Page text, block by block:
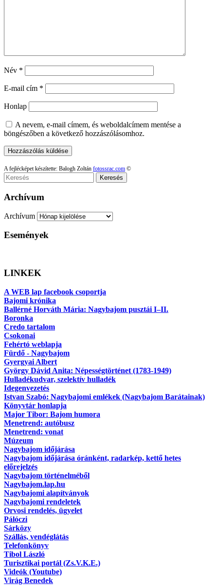
Név *
E-mail cím *
Honlap
A nevem, e-mail címem, és weboldalcímem mentése a
böngészőben a következő hozzászólásomhoz.
A fejlécképet készítette: Balogh Zoltán fotossrac.com ©
Keresés
Archívum
Archívum
Események
LINKEK
A WEB lap facebook csoportja
Bajomi krónika
Ballérné Horváth Mária: Nagybajom pusztái I–II.
Boronka
Credo tartalom
Csokonai
Fehértó weblapja
Fürdő - Nagybajom
Gyergyai Albert
György Dávid Anita: Népességtörténet (1783-1949)
Hulladékudvar, szelektív hulladék
Idegenvezetés
Istvan Szabó: Nagybajomi emlékek (Nagybajom Barátainak)
Könyvtár honlapja
Major Tibor: Bajom humora
Menetrend: autóbusz
Menetrend: vonat
Múzeum
Nagybajom időjárása
Nagybajom időjárása óránként, radarkép, kettő hetes
előrejelzés
Nagybajom történelméből
Nagybajom.lap.hu
Nagybajomi alapítványok
Nagybajomi rendeletek
Orvosi rendelés, ügyelet
Pálóczi
Sárközy
Szállás, vendéglátás
Telefonkönyv
Tibol László
Turisztikai portál (Zs.V.K.E.)
Videók (Youtube)
Virág Benedek